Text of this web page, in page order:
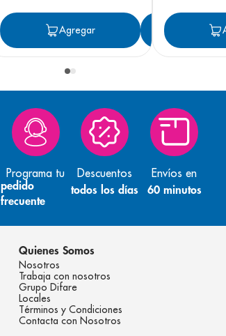
AgregarAgregar
Programa tu
pedido
frecuente
Descuentos
todos los días
Envíos en
60 minutos
Quienes Somos
Nosotros
Trabaja con nosotros
Grupo Difare
Locales
Términos y Condiciones
Contacta con Nosotros